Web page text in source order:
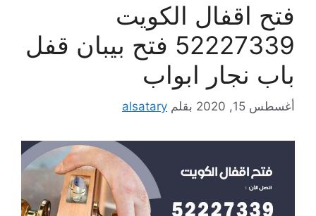
فتح اقفال الكويت
52227339 فتح بيبان قفل
باب نجار ابواب
أغسطس 15, 2020 بقلم alsatary